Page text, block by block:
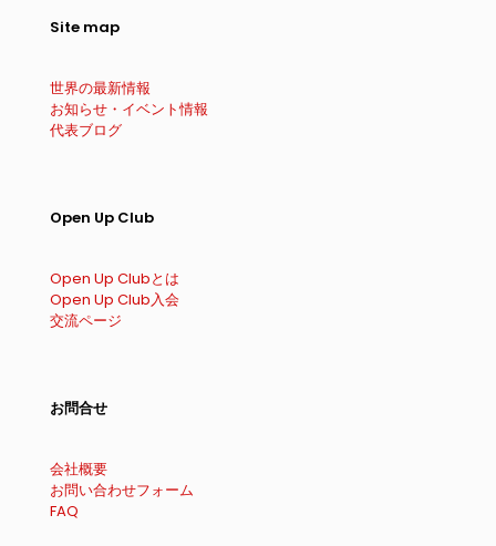
Site map
世界の最新情報
お知らせ・イベント情報
代表ブログ
Open Up Club
Open Up Clubとは
Open Up Club入会
交流ページ
お問合せ
会社概要
お問い合わせフォーム
FAQ